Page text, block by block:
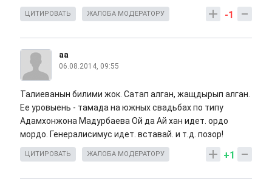
-1
ЦИТИРОВАТЬ ЖАЛОБА МОДЕРАТОРУ
аа
06.08.2014, 09:55
Талиеванын билими жок. Сатап алган, жащдырып алган.
Ее уровыень - тамада на южных свадьбах по типу
Адамхонжона Мадурбаева Ой да Ай хан идет. ордо
мордо. Генералисимус идет. вставай. и т.д. позор!
+1
ЦИТИРОВАТЬ ЖАЛОБА МОДЕРАТОРУ